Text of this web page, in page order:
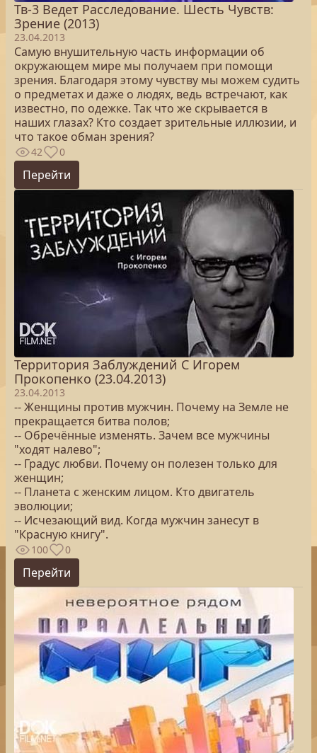
Тв-3 Ведет Расследование. Шесть Чувств:
Зрение (2013)
23.04.2013
Самую внушительную часть информации об
окружающем мире мы получаем при помощи
зрения. Благодаря этому чувству мы можем судить
о предметах и даже о людях, ведь встречают, как
известно, по одежке. Так что же скрывается в
наших глазах? Кто создает зрительные иллюзии, и
что такое обман зрения?
42 0
Перейти
Территория Заблуждений С Игорем
Прокопенко (23.04.2013)
23.04.2013
-- Женщины против мужчин. Почему на Земле не
прекращается битва полов;
-- Обречённые изменять. Зачем все мужчины
"ходят налево";
-- Градус любви. Почему он полезен только для
женщин;
-- Планета с женским лицом. Кто двигатель
эволюции;
-- Исчезающий вид. Когда мужчин занесут в
"Красную книгу".
100 0
Перейти